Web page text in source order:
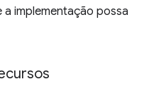
implementação possa